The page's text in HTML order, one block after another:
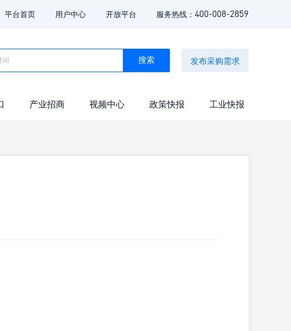
平台首页 用户中心 开放平台 服务热线： 400-008-2859
发布采购需求
搜索
产业招商 视频中心 政策快报 工业快报